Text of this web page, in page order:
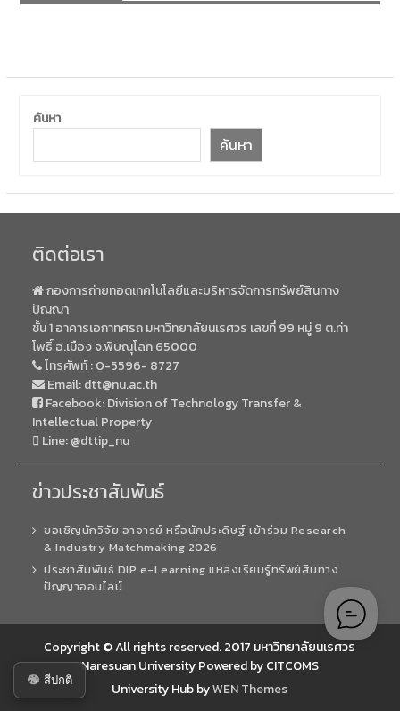
ค้นหา
ค้นหา
ติดต่อเรา
กองการถ่ายทอดเทคโนโลยีและบริหารจัดการทรัพย์สินทาง
ปัญญา
ชั้น 1 อาคารเอกาทศรถ มหาวิทยาลัยนเรศวร เลขที่ 99 หมู่ 9 ต.ท่า
โพธิ์ อ.เมือง จ.พิษณุโลก 65000
โทรศัพท์ :0-5596- 8727
Email:dtt@nu.ac.th
Facebook:Division of Technology Transfer &
Intellectual Property
Line:@dttip_nu
ข่าวประชาสัมพันธ์
ขอเชิญนักวิจัย อาจารย์ หรือนักประดิษฐ์ เข้าร่วม Research
& Industry Matchmaking 2026
ประชาสัมพันธ์ DIP e-Learning แหล่งเรียนรู้ทรัพย์สินทาง
ปัญญาออนไลน์
Copyright © All rights reserved. 2017 มหาวิทยาลัยนเรศวร
Naresuan University Powered by CITCOMS
University Hub byWEN Themes
สีปกติ